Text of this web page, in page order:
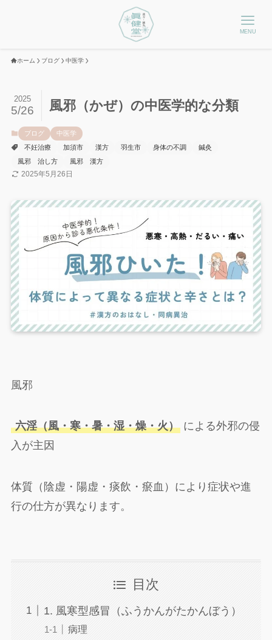
MENU
ホーム ブログ 中医学
風邪（かぜ）の中医学的な分類
2025
5/26
ブログ
中医学
不妊治療
加須市 漢方 羽生市 身体の不調
鍼灸
風邪 治し方
風邪 漢方
2025年5月26日
風邪
六淫（風・寒・暑・湿・燥・火）による外邪の侵
入が主因
体質（陰虚・陽虚・痰飲・瘀血）により症状や進
行の仕方が異なります。
目次
1. 風寒型感冒（ふうかんがたかんぼう）
病理